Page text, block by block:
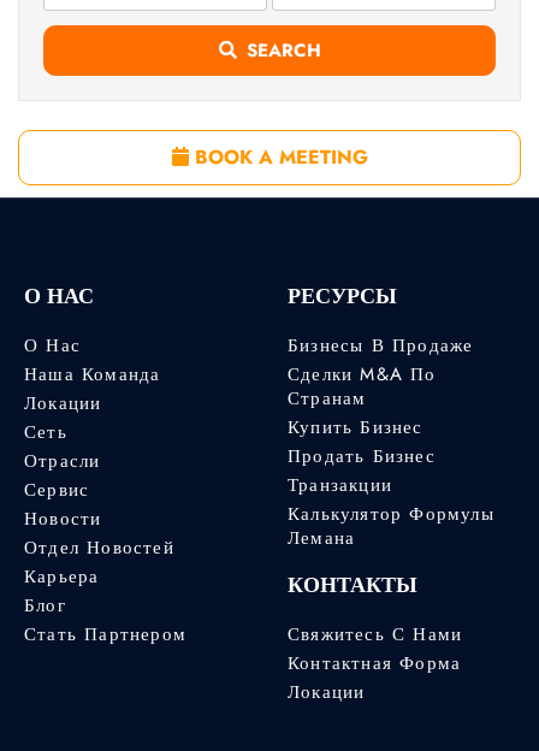
SEARCH
BOOK A MEETING
О НАС
О Нас
Наша Команда
Локации
Сеть
Отрасли
Сервис
Новости
Отдел Новостей
Карьера
Блог
Стать Партнером
РЕСУРСЫ
Бизнесы В Продаже
Сделки M&A По
Странам
Купить Бизнес
Продать Бизнес
Транзакции
Калькулятор Формулы
Лемана
КОНТАКТЫ
Свяжитесь С Нами
Контактная Форма
Локации